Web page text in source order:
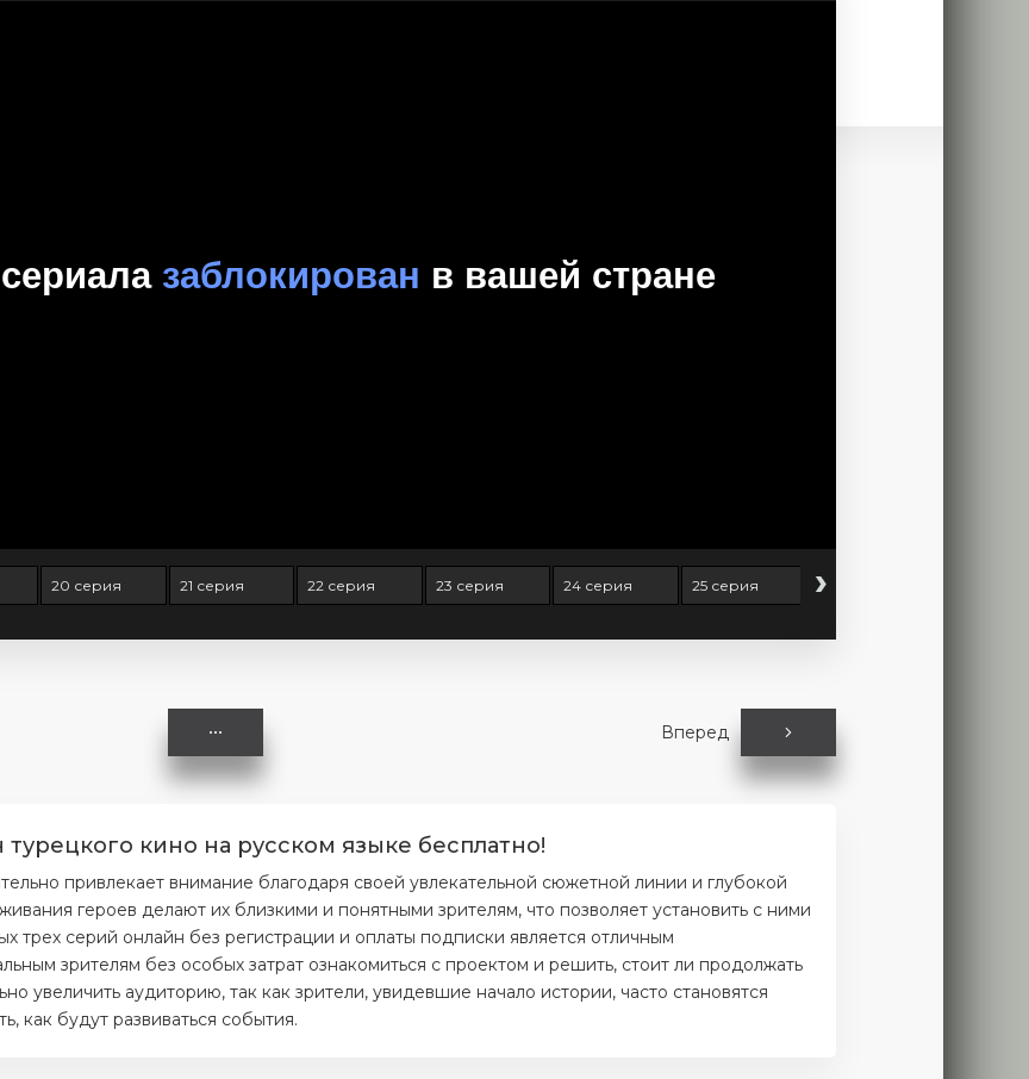
20 серия 21 серия 22 серия 23 серия 24 серия 25 серия 26 серия
›
Вперед
кино на русском языке бесплатно!
привлекает внимание благодаря своей увлекательной сюжетной линии и глубокой
героев делают их близкими и понятными зрителям, что позволяет установить с ними
трех серий онлайн без регистрации и оплаты подписки является отличным
зрителям без особых затрат ознакомиться с проектом и решить, стоит ли продолжать
увеличить аудиторию, так как зрители, увидевшие начало истории, часто становятся
как будут развиваться события.